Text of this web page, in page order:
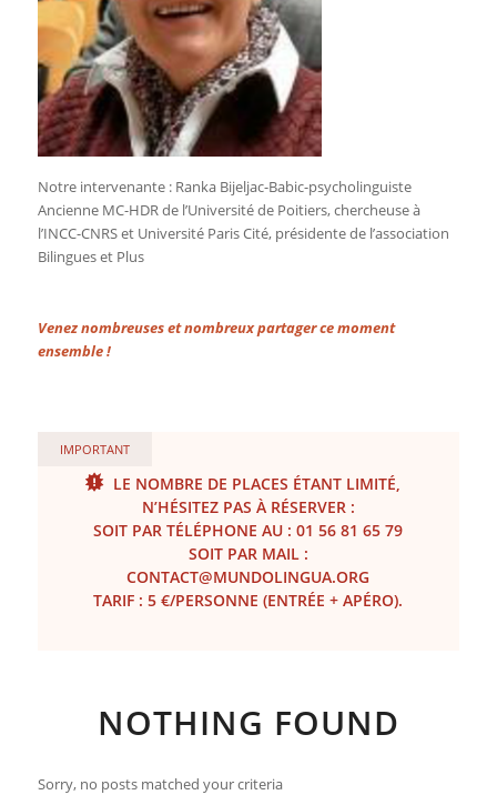
Notre intervenante : Ranka Bijeljac-Babic-psycholinguiste
Ancienne MC-HDR de l’Université de Poitiers, chercheuse à
l’INCC-CNRS et Université Paris Cité, présidente de l’association
Bilingues et Plus
Venez nombreuses et nombreux partager ce moment
ensemble !
IMPORTANT
LE NOMBRE DE PLACES ÉTANT LIMITÉ,
N’HÉSITEZ PAS À RÉSERVER :
SOIT PAR TÉLÉPHONE AU : 01 56 81 65 79
SOIT PAR MAIL :
CONTACT@MUNDOLINGUA.ORG
TARIF : 5 €/PERSONNE (ENTRÉE + APÉRO).
NOTHING FOUND
Sorry, no posts matched your criteria